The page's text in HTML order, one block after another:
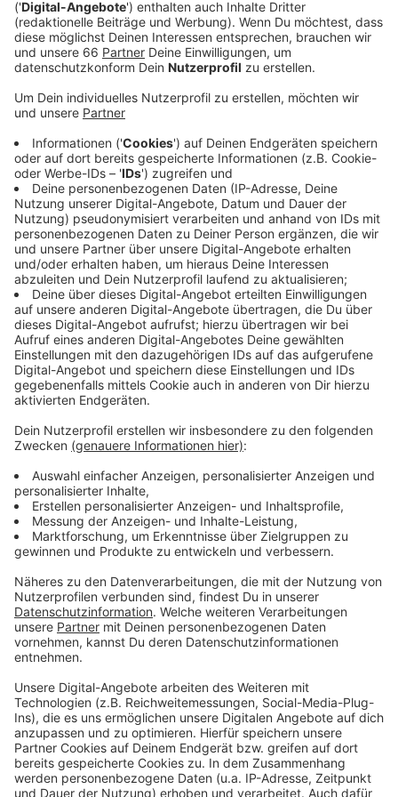
Vorsprung auf Platz 7.
Veröffentlicht:Freitag, 03.03.2023 06:07
Die Spiele am Wochenende haben es aber in sich.
Heute Abend ist die DEG beim Tabellensechsten
Wolfsburg zu Gast, am Sonntag kommt dann um 14
Uhr der Tabellenvierte Mannheim in den Dome. Wir sind
bei beiden Spielen live dabei.Genauso wie auch am
Samstag beim Auswärtsspiel der Fortuna. Sie muss um
13 Uhr zum Tabellenvorletzten Regensburg reisen und
will dort endlich die ersten Auswärtspunkte in diesem
Jahren holen. Die bisherigen beiden Auswärtsspiele
seit der Winterpause gingen allesamt verloren.
Anzeige
Weitere Links und Infos zum Thema:
Anzeige
Hier geht es zur Tabelle der zweiten Liga
So berichtet die DEG
Hier geht es zur Tabelle der DEL